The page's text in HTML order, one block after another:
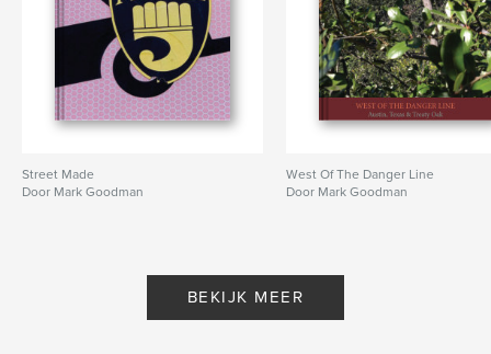
Street Made
Door Mark Goodman
West Of The Danger Line
Door Mark Goodman
BEKIJK MEER